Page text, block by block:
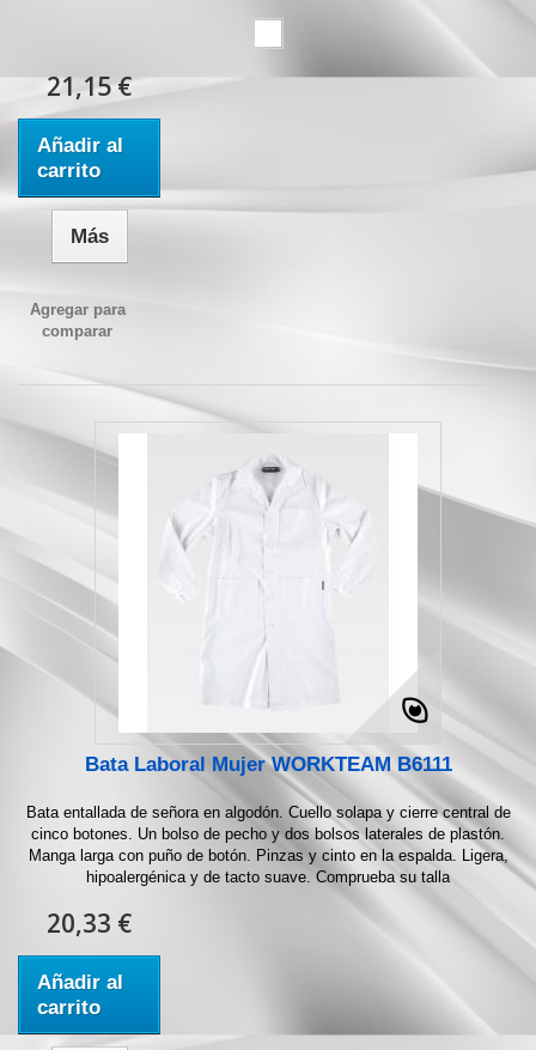
21,15 €
Añadir al
carrito
Más
Agregar para
comparar
Bata Laboral Mujer WORKTEAM B6111
Bata entallada de señora en algodón. Cuello solapa y cierre central de
cinco botones. Un bolso de pecho y dos bolsos laterales de plastón.
Manga larga con puño de botón. Pinzas y cinto en la espalda. Ligera,
hipoalergénica y de tacto suave. Comprueba su talla
20,33 €
Añadir al
carrito